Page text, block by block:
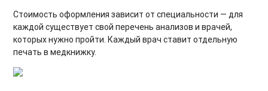
Стоимость оформления зависит от специальности — для
каждой существует свой перечень анализов и врачей,
которых нужно пройти. Каждый врач ставит отдельную
печать в медкнижку.